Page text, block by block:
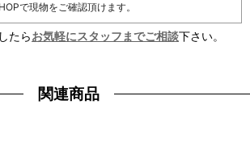
で現物をご確認頂けます。
たらお気軽にスタッフまでご相談下さい。
関連商品